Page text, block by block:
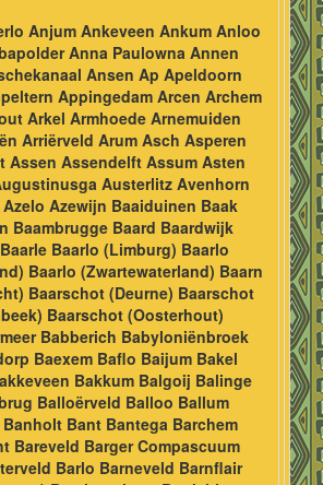
Anjum Ankeveen Ankum Anloo
Anna Paulowna Annen
Ansen Ap Apeldoorn
Appingedam Arcen Archem
Arkel Armhoede Arnemuiden
Arriërveld Arum Asch Asperen
Assen Assendelft Assum Asten
Austerlitz Avenhorn
Azewijn Baaiduinen Baak
Baambrugge Baard Baardwijk
Baarlo (Limburg) Baarlo
Baarlo (Zwartewaterland) Baarn
Baarschot (Deurne) Baarschot
Baarschot (Oosterhout)
Babberich Babyloniënbroek
Baexem Baflo Baijum Bakel
Bakkum Balgoij Balinge
Balloërveld Balloo Ballum
Bant Bantega Barchem
Bareveld Barger Compascuum
Barlo Barneveld Barnflair